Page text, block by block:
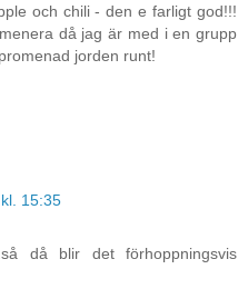
och chili - den e farligt god!!!
då jag är med i en grupp
jorden runt!
15:35
då blir det förhoppningsvis